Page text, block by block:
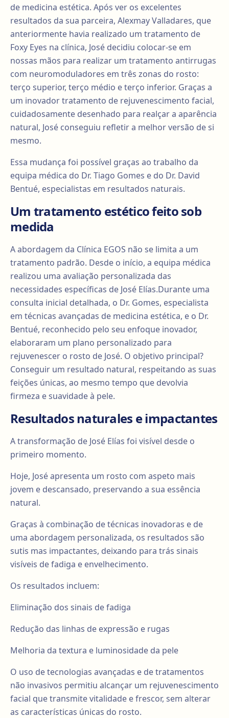
de medicina estética. Após ver os excelentes
resultados da sua parceira, Alexmay Valladares, que
anteriormente havia realizado um tratamento de
Foxy Eyes na clínica, José decidiu colocar-se em
nossas mãos para realizar um tratamento antirrugas
com neuromoduladores em três zonas do rosto:
terço superior, terço médio e terço inferior. Graças a
um inovador tratamento de rejuvenescimento facial,
cuidadosamente desenhado para realçar a aparência
natural, José conseguiu refletir a melhor versão de si
mesmo.
Essa mudança foi possível graças ao trabalho da
equipa médica do Dr. Tiago Gomes e do Dr. David
Bentué, especialistas em resultados naturais.
Um tratamento estético feito sob
medida
A abordagem da Clínica EGOS não se limita a um
tratamento padrão. Desde o início, a equipa médica
realizou uma avaliação personalizada das
necessidades específicas de José Elías.Durante uma
consulta inicial detalhada, o Dr. Gomes, especialista
em técnicas avançadas de medicina estética, e o Dr.
Bentué, reconhecido pelo seu enfoque inovador,
elaboraram um plano personalizado para
rejuvenescer o rosto de José. O objetivo principal?
Conseguir um resultado natural, respeitando as suas
feições únicas, ao mesmo tempo que devolvia
firmeza e suavidade à pele.
Resultados naturales e impactantes
A transformação de José Elías foi visível desde o
primeiro momento.
Hoje, José apresenta um rosto com aspeto mais
jovem e descansado, preservando a sua essência
natural.
Graças à combinação de técnicas inovadoras e de
uma abordagem personalizada, os resultados são
sutis mas impactantes, deixando para trás sinais
visíveis de fadiga e envelhecimento.
Os resultados incluem:
Eliminação dos sinais de fadiga
Redução das linhas de expressão e rugas
Melhoria da textura e luminosidade da pele
O uso de tecnologias avançadas e de tratamentos
não invasivos permitiu alcançar um rejuvenescimento
facial que transmite vitalidade e frescor, sem alterar
as características únicas do rosto.